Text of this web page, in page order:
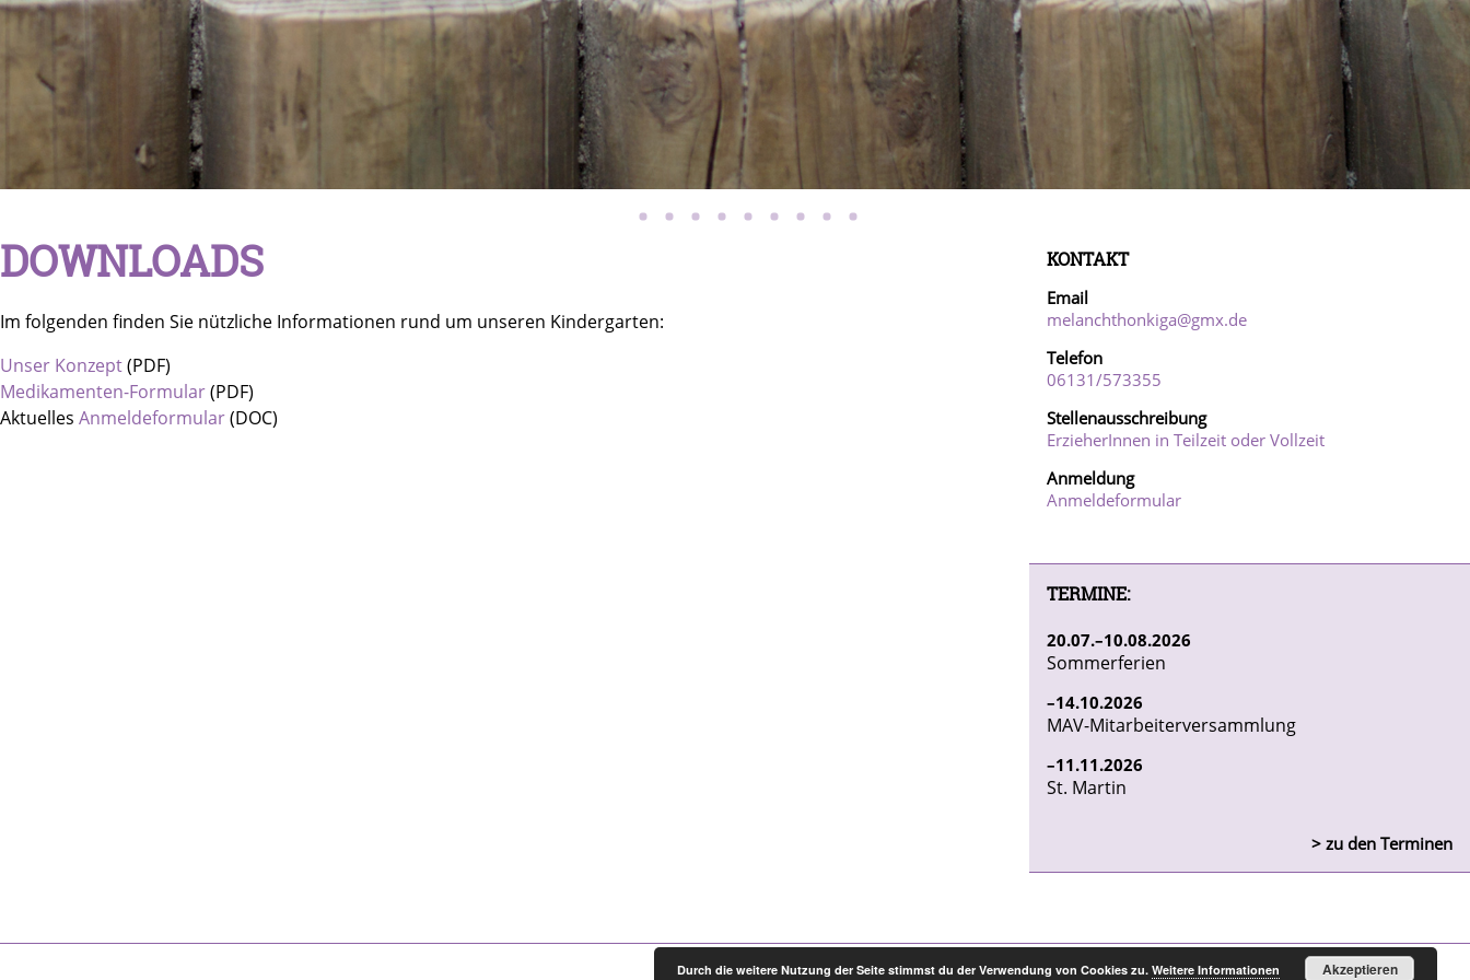
DOWNLOADS
Im folgenden finden Sie nützliche Informationen rund um unseren Kindergarten:
Unser Konzept(PDF)
Medikamenten-Formular(PDF)
Aktuelles Anmeldeformular(DOC)
KONTAKT
Email
melanchthonkiga@gmx.de
Telefon
06131/573355
Stellenausschreibung
ErzieherInnen in Teilzeit oder Vollzeit
Anmeldung
Anmeldeformular
TERMINE:
20 07 10 08 2026
Sommerferien
14 10 2026
MAV-Mitarbeiterversammlung
11 11 2026
St. Martin
> zu den Terminen
Durch die weitere Nutzung der Seite stimmst du der Verwendung von Cookies zu. Weitere Informationen Akzeptieren